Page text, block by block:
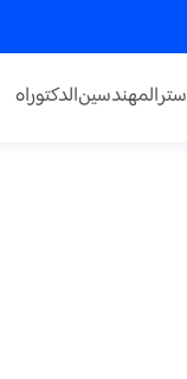
المهندسينالدكتوراه